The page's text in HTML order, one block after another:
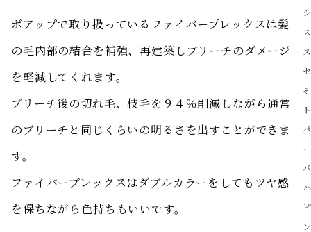
ボアップで取り扱っているファイバープレックスは髪
の毛内部の結合を補強、再建築しブリーチのダメージ
を軽減してくれます。
ブリーチ後の切れ毛、枝毛を９４％削減しながら通常
のブリーチと同じくらいの明るさを出すことができま
す。
ファイバープレックスはダブルカラーをしてもツヤ感
を保ちながら色持ちもいいです。
ー